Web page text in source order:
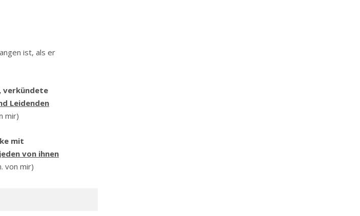
ist, als er
verkündete
Leidenden
mir)
mit
von ihnen
von mir)